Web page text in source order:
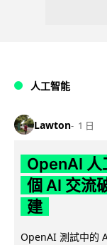
人工智能
Lawton 1 日
OpenAI 人
個 AI 交流
建
OpenAI 測試中的